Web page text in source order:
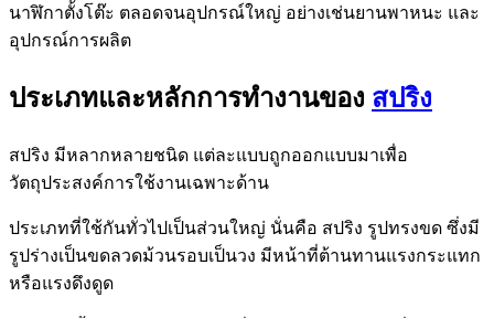
นาฬิกาตั้งโต๊ะ ตลอดจนอุปกรณ์ใหญ่ อย่างเช่นยานพาหนะ และ
อุปกรณ์การผลิต
ประเภทและหลักการทำงานของ สปริง
สปริง มีหลากหลายชนิด แต่ละแบบถูกออกแบบมาเพื่อ
วัตถุประสงค์การใช้งานเฉพาะด้าน
ประเภทที่ใช้กันทั่วไปเป็นส่วนใหญ่ นั่นคือ สปริง รูปทรงขด ซึ่งมี
รูปร่างเป็นขดลวดม้วนรอบเป็นวง มีหน้าที่ต้านทานแรงกระแทก
หรือแรงดึงดูด